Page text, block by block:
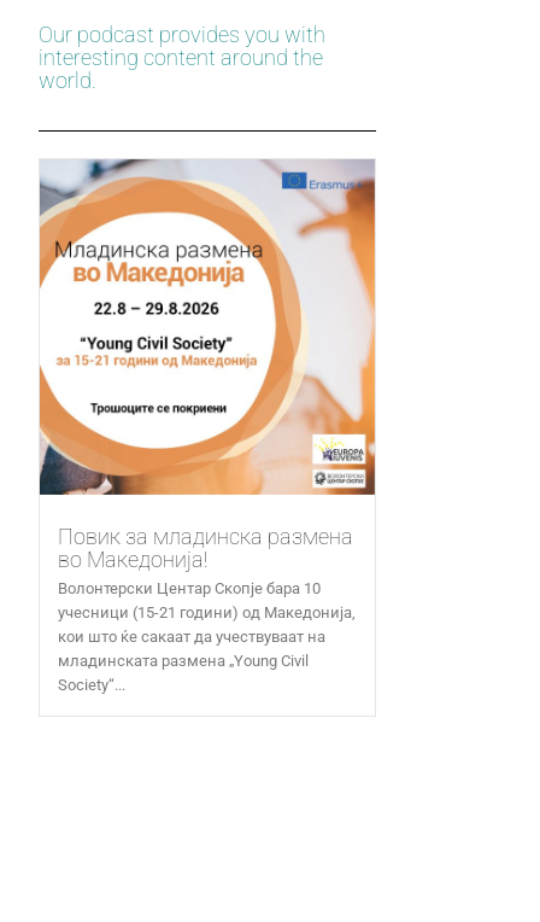
Our podcast provides you with
interesting content around the
world.
Повик за младинска размена
во Македонија!
Волонтерски Центар Скопје бара 10
учесници (15-21 години) од Македонија,
кои што ќе сакаат да учествуваат на
младинската размена „Young Civil
Society“...